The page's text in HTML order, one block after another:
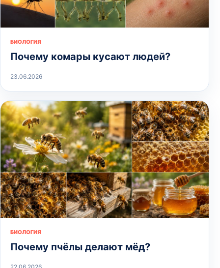
БИОЛОГИЯ
Почему комары кусают людей?
23.06.2026
БИОЛОГИЯ
Почему пчёлы делают мёд?